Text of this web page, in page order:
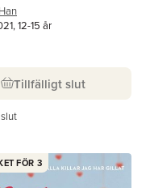
12-15 år
Tillfälligt slut
FÖR 3